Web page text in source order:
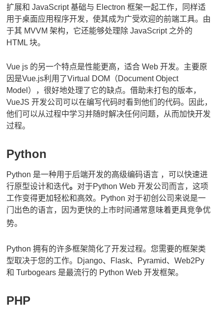
扩展和 JavaScript 基础与 Electron 框架一起工作，同样适
用于桌面应用程序开发，使其成为广受欢迎的前端工具。 由
于其 MVVM 架构，它还能够处理除 JavaScript 之外的
HTML 块。
Vue js 的另一个特点是性能更高，适合 Web 开发。 主要原
因是Vue.js利用了Virtual DOM（Document Object
Model），很好地处理了它的缺点。借助未打包的版本，
VueJS 开发公司 可以在编写代码时看到他们的代码。
因此，
他们可以从过程中学习并随时解决任何问题，从而加快开发
过程。
Python
Python 是一种用于后端开发的高级编码语言 ，可以快速进
行原型设计和迭代。 对于Python Web 开发公司 而言，这项
工作变得更加轻松和高效。 Python 对于初创公司来说是一
门出色的语言，因为更快的上市时间通常意味着更具竞争优
势。
Python 拥有的许多框架简化了开发过程。您需要的框架类
型取决于您的工作。 Django、Flask、Pyramid、Web2Py
和 Turbogears 是最流行的 Python Web 开发框架。
PHP